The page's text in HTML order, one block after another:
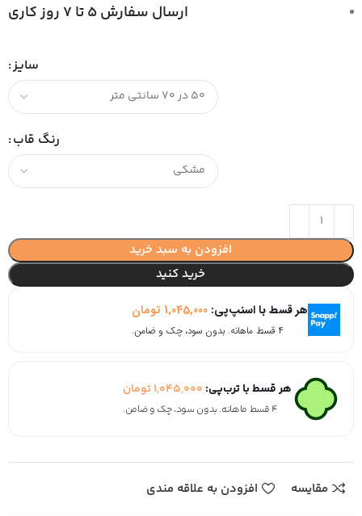
ارسال سفارش 5 تا 7 روز کاری
سایز
رنگ قاب
افزودن به سبد خرید
خرید کنید
هر قسط با اسنپ‌پی:1,045,000 تومان
۴ قسط ماهانه. بدون سود، چک و ضامن.
هر قسط با ترب‌پی: 1,045,000تومان
۴ قسط ماهانه. بدون سود، چک و ضامن.
مقایسه افزودن به علاقه مندی